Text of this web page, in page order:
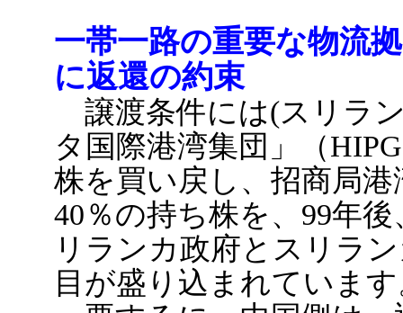
一帯一路の重要な物流
に返還の約束
譲渡条件には(スリラ
タ国際港湾集団」（
株を買い戻し、招商局
40％の持ち株を、99年
リランカ政府とスリラ
目が盛り込まれていま